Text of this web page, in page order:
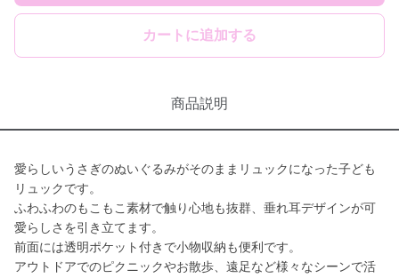
カートに追加する
商品説明
愛らしいうさぎのぬいぐるみがそのままリュックになった子ども
リュックです。
ふわふわのもこもこ素材で触り心地も抜群、垂れ耳デザインが可
愛らしさを引き立てます。
前面には透明ポケット付きで小物収納も便利です。
アウトドアでのピクニックやお散歩、遠足など様々なシーンで活